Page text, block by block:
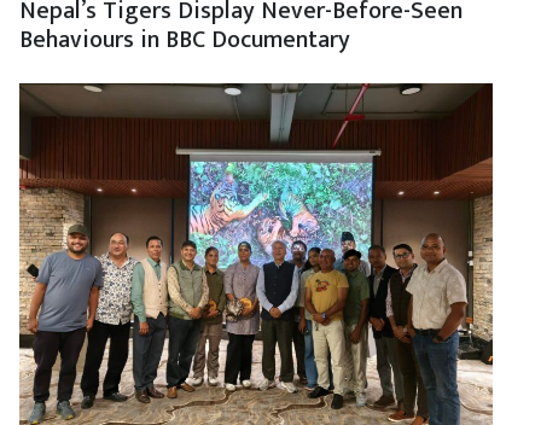
Nepal’s Tigers Display Never-Before-Seen
Behaviours in BBC Documentary